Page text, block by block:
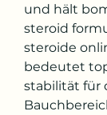
und hält
steroid
steroide
bedeutet
stabilität für